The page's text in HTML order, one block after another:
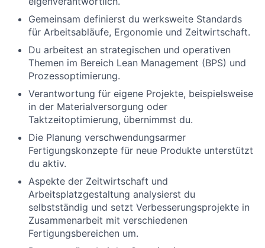
Gemeinsam definierst du werksweite Standards
für Arbeitsabläufe, Ergonomie und Zeitwirtschaft.
Du arbeitest an strategischen und operativen
Themen im Bereich Lean Management (BPS) und
Prozessoptimierung.
Verantwortung für eigene Projekte, beispielsweise
in der Materialversorgung oder
Taktzeitoptimierung, übernimmst du.
Die Planung verschwendungsarmer
Fertigungskonzepte für neue Produkte unterstützt
du aktiv.
Aspekte der Zeitwirtschaft und
Arbeitsplatzgestaltung analysierst du
selbstständig und setzt Verbesserungsprojekte in
Zusammenarbeit mit verschiedenen
Fertigungsbereichen um.